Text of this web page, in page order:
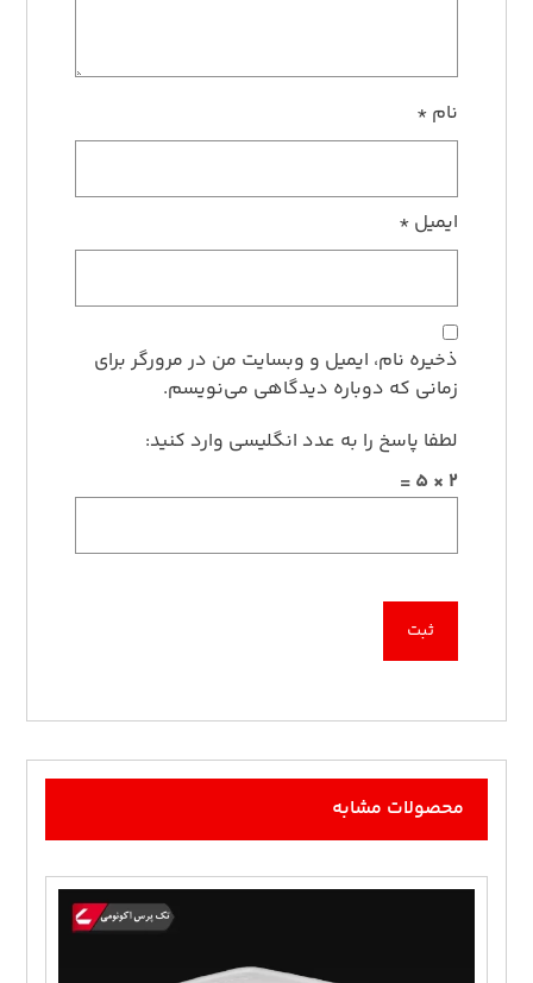
نام *
ایمیل *
ذخیره نام، ایمیل و وبسایت من در مرورگر برای
زمانی که دوباره دیدگاهی می‌نویسم.
لطفا پاسخ را به عدد انگلیسی وارد کنید:
2 × 5 =
محصولات مشابه